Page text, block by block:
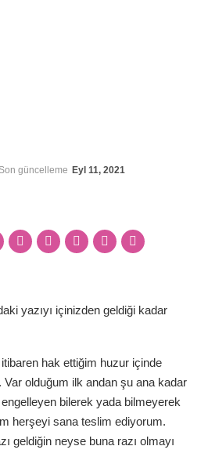
Son güncelleme Eyl 11, 2021
yazıyı içinizden geldiği kadar
hak ettiğim huzur içinde
olduğum ilk andan şu ana kadar
bilerek yada bilmeyerek
herşeyi sana teslim ediyorum.
geldiğin neyse buna razı olmayı